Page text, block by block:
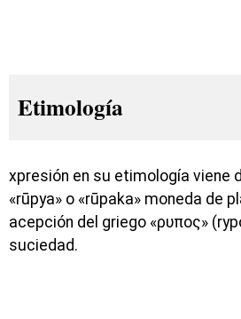
Etimología
xpresión en su etimología viene
«rūpya» o «rūpaka» moneda de
acepción del griego «ρυπος»
suciedad.